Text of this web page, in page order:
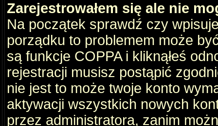
Zarejestrowałem się ale nie
Na początek sprawdź czy
porządku to problemem może
są funkcje COPPA i kliknąłeś
rejestracji musisz postąpić
nie jest to może twoje konto
aktywacji wszystkich nowych
przez administratora, zanim